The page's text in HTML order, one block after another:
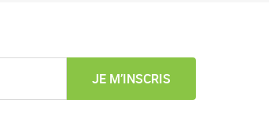
JE M’INSCRIS